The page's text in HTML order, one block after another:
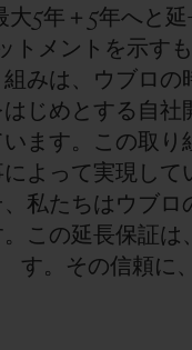
大5年＋5年へと
トメントを示す
みは、ウブロ
はじめとする自
ます。この取
よって実現し
私たちはウブ
この延長保証
す。その信頼に